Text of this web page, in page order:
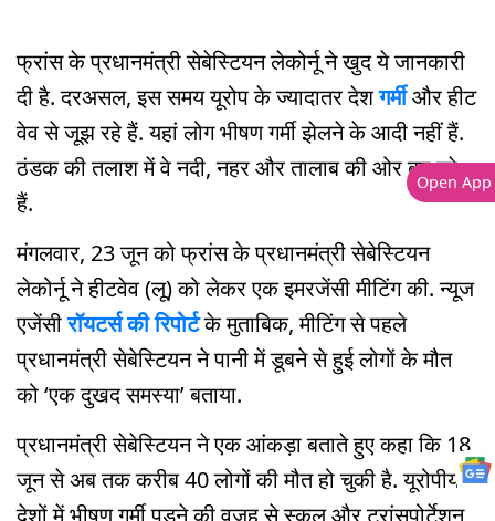
फ्रांस के प्रधानमंत्री सेबेस्टियन लेकोर्नू ने खुद ये जानकारी
दी है. दरअसल, इस समय यूरोप के ज्यादातर देशगर्मीऔर हीट
वेव से जूझ रहे हैं. यहां लोग भीषण गर्मी झेलने के आदी नहीं हैं.
ठंडक की तलाश में वे नदी, नहर और तालाब की ओर बढ़ रहे
हैं.
मंगलवार, 23 जून को फ्रांस के प्रधानमंत्री सेबेस्टियन
लेकोर्नू ने हीटवेव (लू) को लेकर एक इमरजेंसी मीटिंग की. न्यूज
एजेंसीरॉयटर्स की रिपोर्टके मुताबिक, मीटिंग से पहले
प्रधानमंत्री सेबेस्टियन ने पानी में डूबने से हुई लोगों के मौत
को ‘एक दुखद समस्या’ बताया.
प्रधानमंत्री सेबेस्टियन ने एक आंकड़ा बताते हुए कहा कि 18
जून से अब तक करीब 40 लोगों की मौत हो चुकी है. यूरोपीय
देशों में भीषण गर्मी पड़ने की वजह से स्कूल और ट्रांसपोर्टेशन
Open App